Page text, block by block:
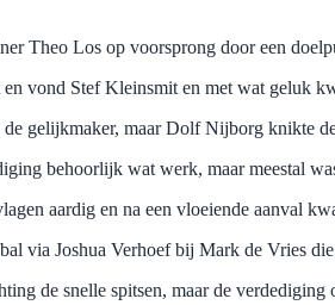
Theo Los op voorsprong door een
en vond Stef Kleinsmit en met wat
gelijkmaker, maar Dolf Nijborg knikte
behoorlijk wat werk, maar meestal
aardig en na een vloeiende aanval
via Joshua Verhoef bij Mark de Vries
de snelle spitsen, maar de